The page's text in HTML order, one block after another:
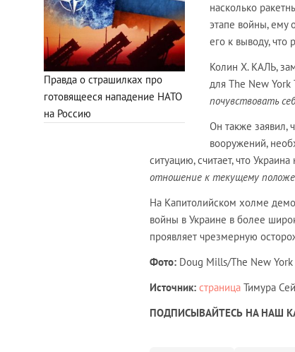
Правда о страшилках про
готовящееся нападение НАТО
на Россию
насколько
этапе войны, ему
его к выводу, что
Колин Х. КАЛЬ,
для The New York
почувствовать
Он также заявил,
вооружений,
ситуацию, считает, что
отношение к текущему
На Капитолийском холме
войны в Украине в более
проявляет чрезмерную
Фото: Doug Mills/The New
Источник: страница Тимура
ПОДПИСЫВАЙТЕСЬ НА НАШ